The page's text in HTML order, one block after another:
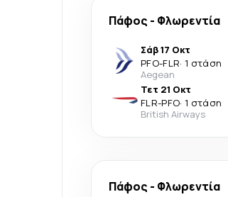
Πάφος - Φλωρεντία
Σάβ 17 Οκτ
PFO-FLR· 1 στάση
Aegean
Τετ 21 Οκτ
FLR-PFO· 1 στάση
British Airways
Πάφος - Φλωρεντία